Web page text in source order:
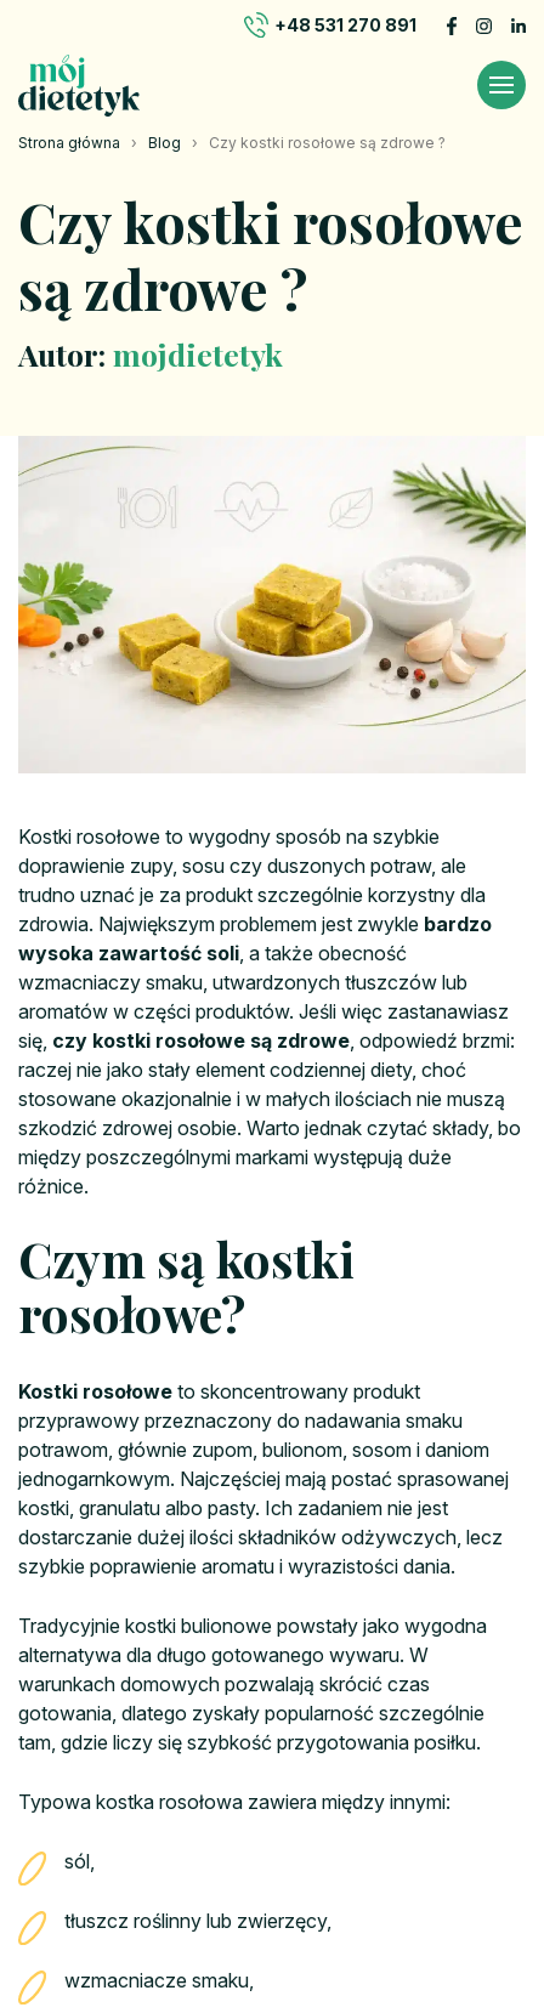
+48 531 270 891
Strona główna › Blog › Czy kostki rosołowe są zdrowe ?
Czy kostki rosołowe
są zdrowe ?
Autor: mojdietetyk
Kostki rosołowe to wygodny sposób na szybkie
doprawienie zupy, sosu czy duszonych potraw, ale
trudno uznać je za produkt szczególnie korzystny dla
zdrowia. Największym problemem jest zwykle bardzo
wysoka zawartość soli, a także obecność
wzmacniaczy smaku, utwardzonych tłuszczów lub
aromatów w części produktów. Jeśli więc zastanawiasz
się, czy kostki rosołowe są zdrowe, odpowiedź brzmi:
raczej nie jako stały element codziennej diety, choć
stosowane okazjonalnie i w małych ilościach nie muszą
szkodzić zdrowej osobie. Warto jednak czytać składy, bo
między poszczególnymi markami występują duże
różnice.
Czym są kostki
rosołowe?
Kostki rosołowe to skoncentrowany produkt
przyprawowy przeznaczony do nadawania smaku
potrawom, głównie zupom, bulionom, sosom i daniom
jednogarnkowym. Najczęściej mają postać sprasowanej
kostki, granulatu albo pasty. Ich zadaniem nie jest
dostarczanie dużej ilości składników odżywczych, lecz
szybkie poprawienie aromatu i wyrazistości dania.
Tradycyjnie kostki bulionowe powstały jako wygodna
alternatywa dla długo gotowanego wywaru. W
warunkach domowych pozwalają skrócić czas
gotowania, dlatego zyskały popularność szczególnie
tam, gdzie liczy się szybkość przygotowania posiłku.
Typowa kostka rosołowa zawiera między innymi:
sól,
tłuszcz roślinny lub zwierzęcy,
wzmacniacze smaku,